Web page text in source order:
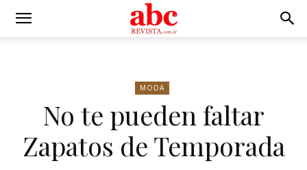
MODA
No te pueden faltar
Zapatos de Temporada